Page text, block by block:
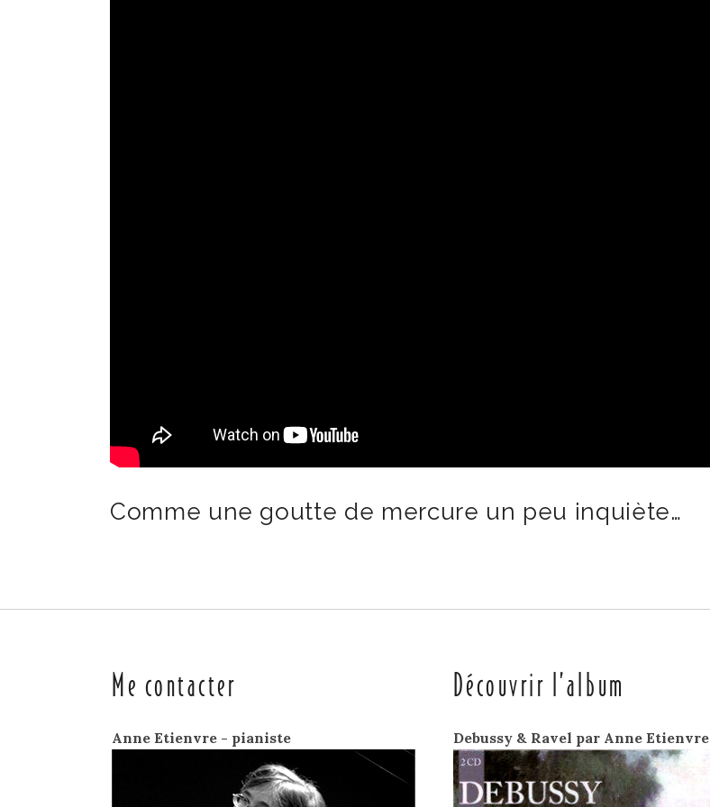
Comme une goutte de mercure un peu inquiète…
Me contacter
Anne Etienvre - pianiste
Découvrir l’album
Debussy & Ravel par Anne Etienvre